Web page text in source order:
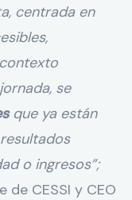
centrada en
se
que ya están
o ingresos”;
de CESSI y CEO